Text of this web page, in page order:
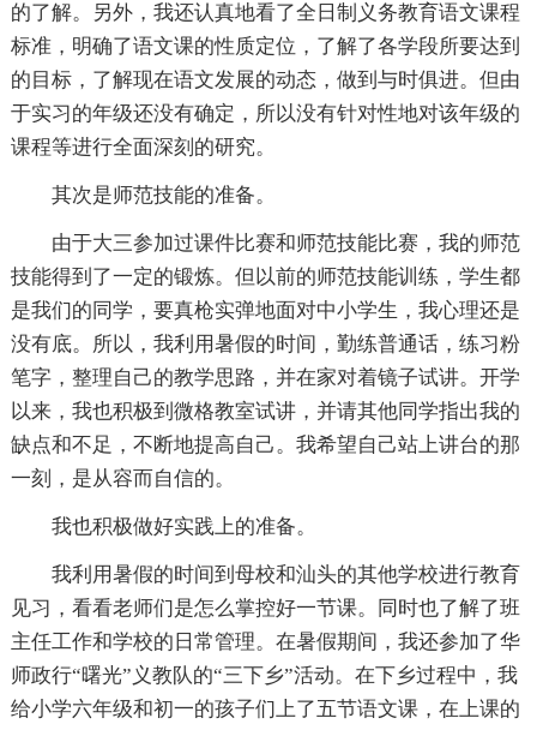
的了解。另外，我还认真地看了全日制义务教育语文课程
标准，明确了语文课的性质定位，了解了各学段所要达到
的目标，了解现在语文发展的动态，做到与时俱进。但由
于实习的年级还没有确定，所以没有针对性地对该年级的
课程等进行全面深刻的研究。
其次是师范技能的准备。
由于大三参加过课件比赛和师范技能比赛，我的师范
技能得到了一定的锻炼。但以前的师范技能训练，学生都
是我们的同学，要真枪实弹地面对中小学生，我心理还是
没有底。所以，我利用暑假的时间，勤练普通话，练习粉
笔字，整理自己的教学思路，并在家对着镜子试讲。开学
以来，我也积极到微格教室试讲，并请其他同学指出我的
缺点和不足，不断地提高自己。我希望自己站上讲台的那
一刻，是从容而自信的。
我也积极做好实践上的准备。
我利用暑假的时间到母校和汕头的其他学校进行教育
见习，看看老师们是怎么掌控好一节课。同时也了解了班
主任工作和学校的日常管理。在暑假期间，我还参加了华
师政行“曙光”义教队的“三下乡”活动。在下乡过程中，我
给小学六年级和初一的孩子们上了五节语文课，在上课的